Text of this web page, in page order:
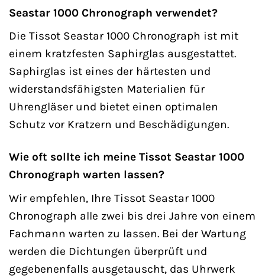
Seastar 1000 Chronograph verwendet?
Die Tissot Seastar 1000 Chronograph ist mit
einem kratzfesten Saphirglas ausgestattet.
Saphirglas ist eines der härtesten und
widerstandsfähigsten Materialien für
Uhrengläser und bietet einen optimalen
Schutz vor Kratzern und Beschädigungen.
Wie oft sollte ich meine Tissot Seastar 1000
Chronograph warten lassen?
Wir empfehlen, Ihre Tissot Seastar 1000
Chronograph alle zwei bis drei Jahre von einem
Fachmann warten zu lassen. Bei der Wartung
werden die Dichtungen überprüft und
gegebenenfalls ausgetauscht, das Uhrwerk